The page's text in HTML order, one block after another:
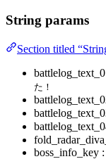
String params
Section titled
た！
boss_info_key :